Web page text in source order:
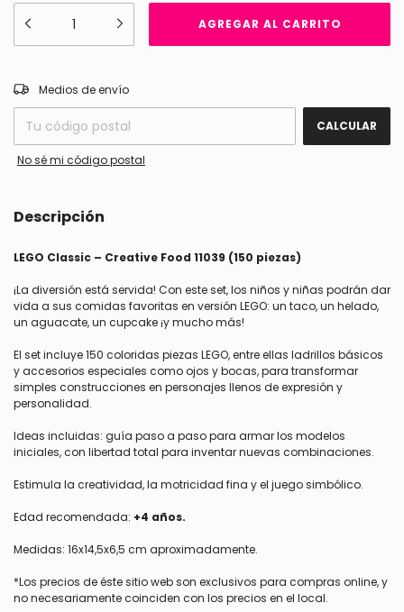
Entregas para el CP:
Medios de envío
CALCULAR
No sé mi código postal
Descripción
LEGO Classic – Creative Food 11039 (150 piezas)
¡La diversión está servida! Con este set, los niños y niñas podrán dar
vida a sus comidas favoritas en versión LEGO: un taco, un helado,
un aguacate, un cupcake ¡y mucho más!
El set incluye 150 coloridas piezas LEGO, entre ellas ladrillos básicos
y accesorios especiales como ojos y bocas, para transformar
simples construcciones en personajes llenos de expresión y
personalidad.
Ideas incluidas: guía paso a paso para armar los modelos
iniciales, con libertad total para inventar nuevas combinaciones.
Estimula la creatividad, la motricidad fina y el juego simbólico.
Edad recomendada: +4 años.
Medidas: 16x14,5x6,5 cm aproximadamente.
*Los precios de éste sitio web son exclusivos para compras online, y
no necesariamente coinciden con los precios en el local.